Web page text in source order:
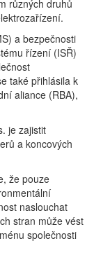
různých druhů
a bezpečnosti
řízení (ISŘ)
také přihlásila k
aliance (RBA),
je zajistit
a koncových
že pouze
naslouchat
stran může vést
společnosti